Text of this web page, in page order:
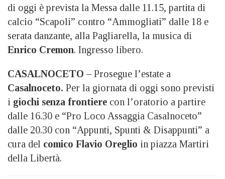
di oggi è prevista la Messa dalle 11.15, partita di
calcio “Scapoli” contro “Ammogliati” dalle 18 e
serata danzante, alla Pagliarella, la musica di
Enrico Cremon. Ingresso libero.
CASALNOCETO – Prosegue l’estate a
Casalnoceto. Per la giornata di oggi sono previsti
i giochi senza frontiere con l’oratorio a partire
dalle 16.30 e “Pro Loco Assaggia Casalnoceto”
dalle 20.30 con “Appunti, Spunti & Disappunti” a
cura del comico Flavio Oreglio in piazza Martiri
della Libertà.